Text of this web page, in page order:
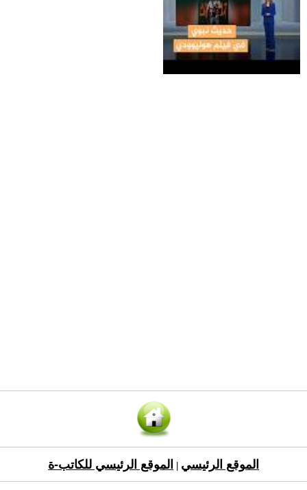
الموقع الرئيسي الموقع الرئيسي للكاتب-ة